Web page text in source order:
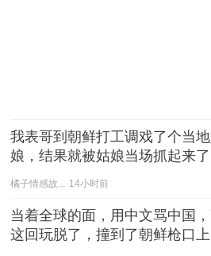
我表哥到朝鲜打工调戏了个当
娘，结果就被姑娘当场抓起来了
橘子情感故... 14小时前
当着全球的面，用中文骂中国
这回玩脱了，撞到了朝鲜枪口上